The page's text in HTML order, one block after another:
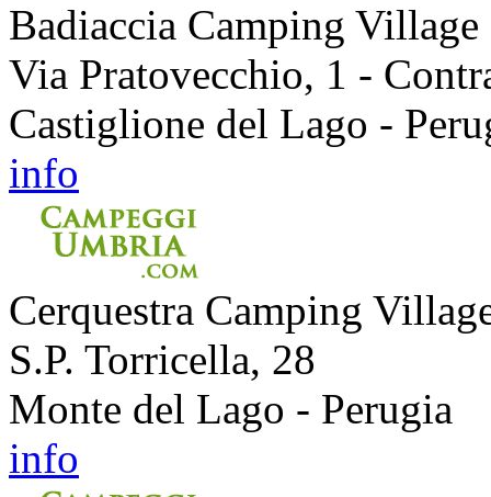
Badiaccia Camping Village
Via Pratovecchio, 1 -
Castiglione del Lago -
info
Cerquestra Camping
S.P. Torricella, 28
Monte del Lago - Perugia
info